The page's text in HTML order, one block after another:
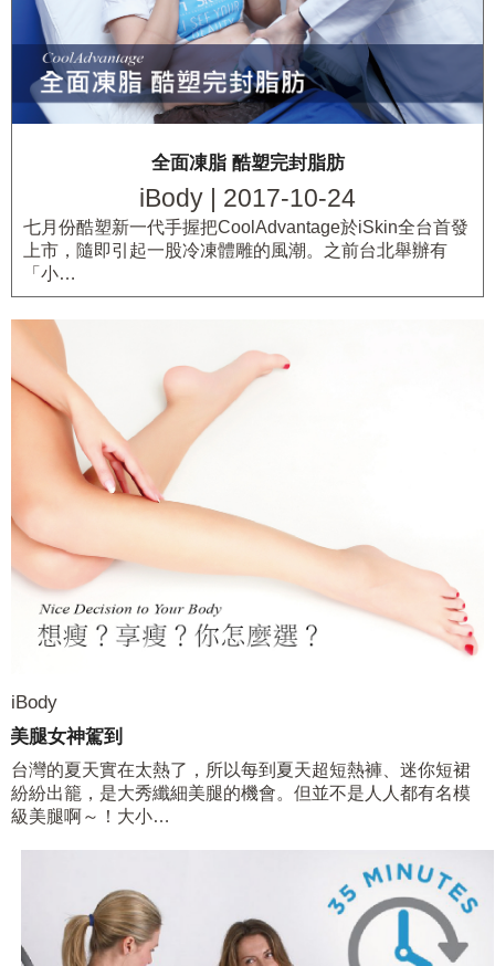
全面凍脂 酷塑完封脂肪
iBody | 2017-10-24
七月份酷塑新一代手握把CoolAdvantage於iSkin全台首發
上市，隨即引起一股冷凍體雕的風潮。之前台北舉辦有
「小…
iBody
美腿女神駕到
台灣的夏天實在太熱了，所以每到夏天超短熱褲、迷你短裙
紛紛出籠，是大秀纖細美腿的機會。但並不是人人都有名模
級美腿啊～！大小…